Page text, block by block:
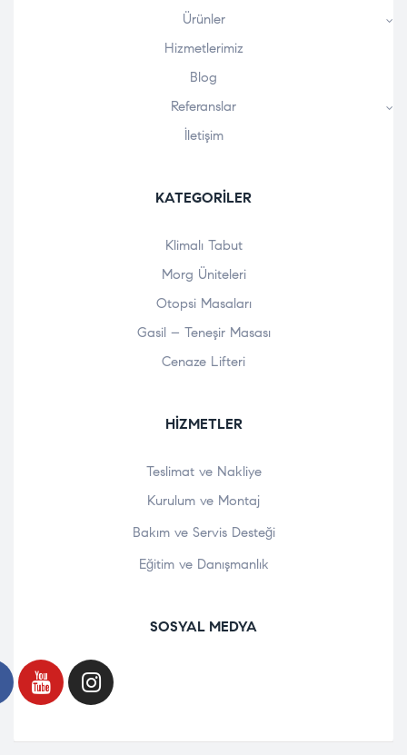
Ürünler
Hizmetlerimiz
Blog
Referanslar
İletişim
KATEGORILER
Klimalı Tabut
Morg Üniteleri
Otopsi Masaları
Gasil – Teneşir Masası
Cenaze Lifteri
HIZMETLER
Teslimat ve Nakliye
Kurulum ve Montaj
Bakım ve Servis Desteği
Eğitim ve Danışmanlık
SOSYAL MEDYA